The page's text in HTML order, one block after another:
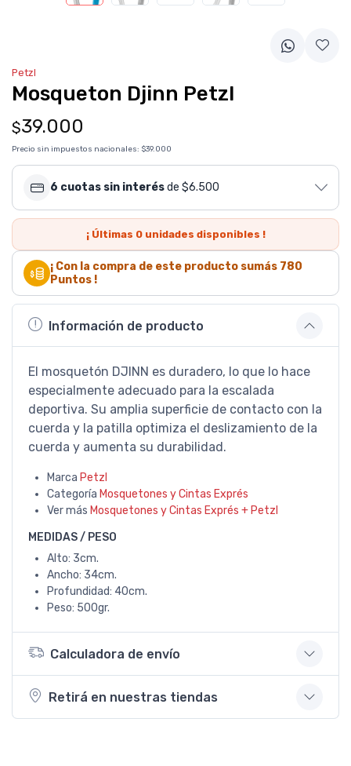
Petzl
Mosqueton Djinn Petzl
$39.000
Precio sin impuestos nacionales: $39.000
6 cuotas sin interésde $6.500
¡ Últimas 0unidades disponibles !
¡ Con la compra de este producto sumás 780
Puntos !
Información de producto
El mosquetón DJINN es duradero, lo que lo hace
especialmente adecuado para la escalada
deportiva. Su amplia superficie de contacto con la
cuerda y la patilla optimiza el deslizamiento de la
cuerda y aumenta su durabilidad.
Marca Petzl
Categoría Mosquetones y Cintas Exprés
Ver más Mosquetones y Cintas Exprés + Petzl
MEDIDAS / PESO
Alto: 3cm.
Ancho: 34cm.
Profundidad: 40cm.
Peso: 500gr.
Calculadora de envío
Retirá en nuestras tiendas